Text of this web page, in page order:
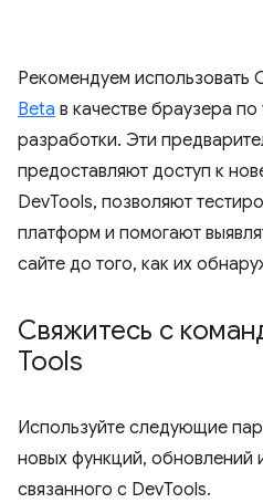
Рекомендуем использовать
Beta в качестве браузера
разработки. Эти
предоставляют доступ к
DevTools, позволяют
платформ и помогают
сайте до того, как их
Свяжитесь с
Tools
Используйте следующие
новых функций, обновлений
связанного с DevTools.